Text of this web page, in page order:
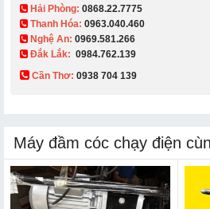
Hải Phòng: 0868.22.7775
Thanh Hóa: 0963.040.460
Nghệ An: 0969.581.266
Đắk Lắk: 0984.762.139
Cần Thơ: 0938 704 139​
Máy đầm cóc chạy điện